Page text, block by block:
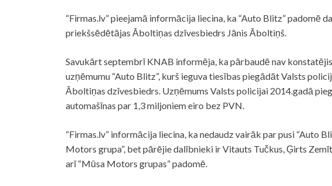
“Firmas.lv” pieejamā informācija liecina, ka “Auto Blitz” padomē
priekšsēdētājas Āboltiņas dzīvesbiedrs Jānis Āboltiņš.
Savukārt septembrī KNAB informēja, ka pārbaudē nav
uzņēmumu “Auto Blitz”, kurš ieguva tiesības piegādāt Valsts
Āboltiņas dzīvesbiedrs. Uzņēmums Valsts policijai 2014.gadā
automašīnas par 1,3 miljoniem eiro bez PVN.
“Firmas.lv” informācija liecina, ka nedaudz vairāk par pusi “Auto
Motors grupa”, bet pārējie dalībnieki ir Vitauts Tučkus, Ģirts
arī “Mūsa Motors grupas” padomē.